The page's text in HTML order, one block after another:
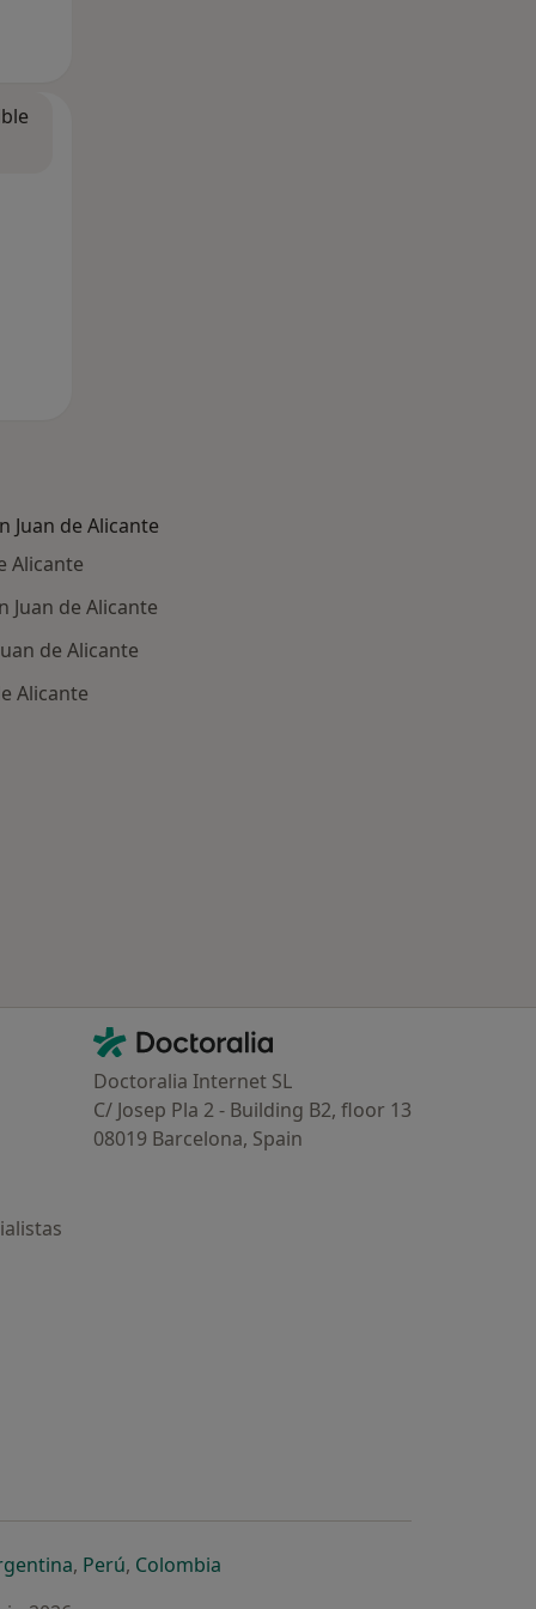
Juan de Alicante
Alicante
Juan de Alicante
de Alicante
Alicante
Contacto
Doctoralia - Página de inicio
Doctoralia Internet SL
C/ Josep Pla 2 - Building B2, floor 13
08019 Barcelona, Spain
pestaña
una nueva pestaña
en una nueva pestaña
se abre en una nueva pestaña
, Perúse abre en una nueva pestaña
, Colombiase abre en una nueva pestaña